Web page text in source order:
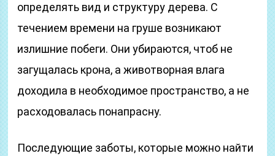
определять вид и структуру дерева. С
течением времени на груше возникают
излишние побеги. Они убираются, чтоб не
загущалась крона, а животворная влага
доходила в необходимое пространство, а не
расходовалась понапрасну.
Последующие заботы, которые можно найти